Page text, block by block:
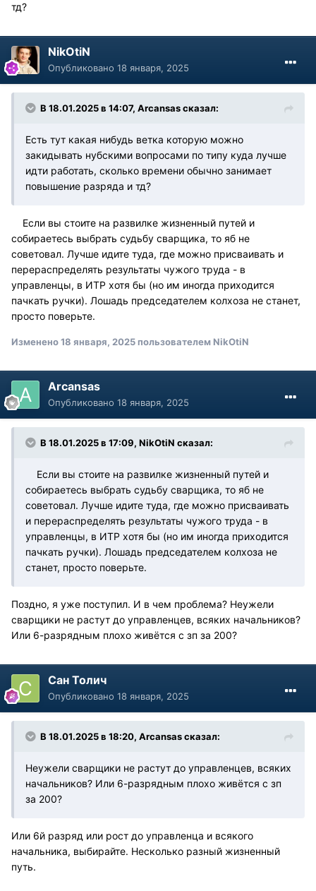
тд?
NikOtiN
Опубликовано 18 января, 2025
В 18.01.2025 в 14:07, Arcansasсказал:
Есть тут какая нибудь ветка которую можно
закидывать нубскими вопросами по типу куда лучше
идти работать, сколько времени обычно занимает
повышение разряда и тд?
Если вы стоите на развилке жизненный путей и
собираетесь выбрать судьбу сварщика, то яб не
советовал. Лучше идите туда, где можно присваивать и
перераспределять результаты чужого труда - в
управленцы, в ИТР хотя бы (но им иногда приходится
пачкать ручки). Лошадь председателем колхоза не станет,
просто поверьте.
Изменено18 января, 2025пользователем NikOtiN
Arcansas
Опубликовано 18 января, 2025
В 18.01.2025 в 17:09, NikOtiN сказал:
Если вы стоите на развилке жизненный путей и
собираетесь выбрать судьбу сварщика, то яб не
советовал. Лучше идите туда, где можно присваивать
и перераспределять результаты чужого труда - в
управленцы, в ИТР хотя бы (но им иногда приходится
пачкать ручки). Лошадь председателем колхоза не
станет, просто поверьте.
Поздно, я уже поступил. И в чем проблема? Неужели
сварщики не растут до управленцев, всяких начальников?
Или 6-разрядным плохо живётся с зп за 200?
Сан Толич
Опубликовано 18 января, 2025
В 18.01.2025 в 18:20, Arcansasсказал:
Неужели сварщики не растут до управленцев, всяких
начальников? Или 6-разрядным плохо живётся с зп
за 200?
Или 6й разряд или рост до управленца и всякого
начальника, выбирайте. Несколько разный жизненный
путь.